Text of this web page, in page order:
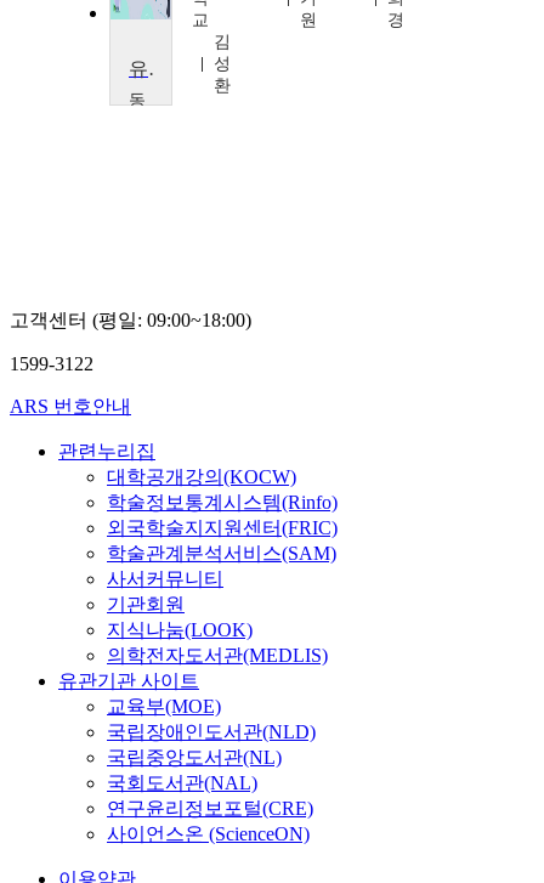
주
교
김
성
환
원
경
유아교육콘텐츠제작
동
고객센터 (평일: 09:00~18:00)
1599-3122
ARS 번호안내
관련누리집
대학공개강의(KOCW)
학술정보통계시스템(Rinfo)
외국학술지지원센터(FRIC)
학술관계분석서비스(SAM)
사서커뮤니티
기관회원
지식나눔(LOOK)
의학전자도서관(MEDLIS)
유관기관 사이트
교육부(MOE)
국립장애인도서관(NLD)
국립중앙도서관(NL)
국회도서관(NAL)
연구윤리정보포털(CRE)
사이언스온 (ScienceON)
이용약관